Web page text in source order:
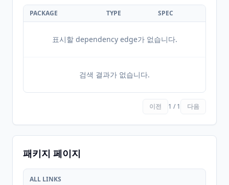
PACKAGE TYPE SPEC
표시할 dependency edge가 없습니다.
검색 결과가 없습니다.
이전 1 / 1 다음
패키지 페이지
ALL LINKS